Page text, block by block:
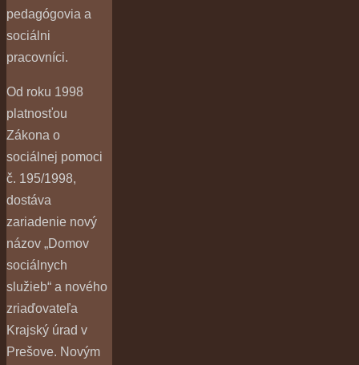
pedagógovia a
sociálni
pracovníci.
Od roku 1998
platnosťou
Zákona o
sociálnej pomoci
č. 195/1998,
dostáva
zariadenie nový
názov „Domov
sociálnych
služieb“ a nového
zriaďovateľa
Krajský úrad v
Prešove. Novým